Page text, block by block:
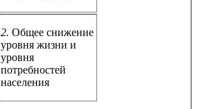
2. Общее снижение
уровня жизни и
уровня
потребностей
населения